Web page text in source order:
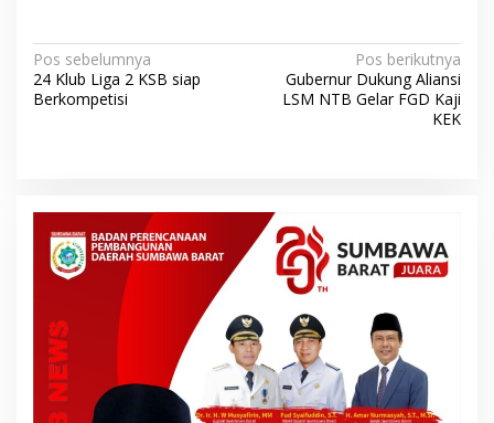
N
a
a
o
Pos sebelumnya
24 Klub Liga 2 KSB siap
Berkompetisi
Pos berikutnya
Gubernur Dukung Aliansi
LSM NTB Gelar FGD Kaji
KEK